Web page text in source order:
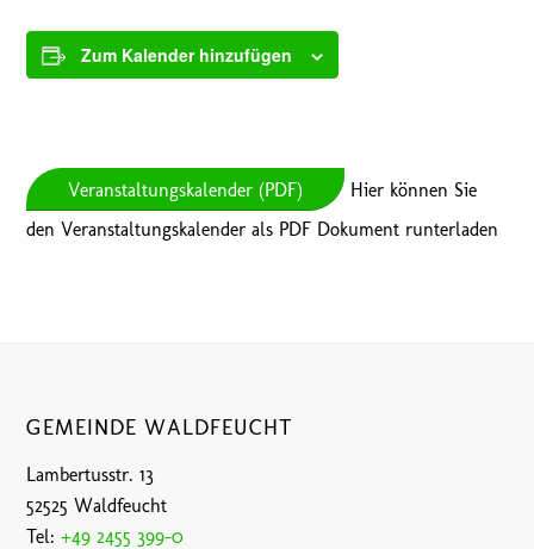
Zum Kalender hinzufügen
Veranstaltungskalender (PDF)
Hier können Sie
den Veranstaltungskalender als PDF Dokument runterladen
GEMEINDE WALDFEUCHT
Lambertusstr. 13
52525 Waldfeucht
Tel:+49 2455 399-0